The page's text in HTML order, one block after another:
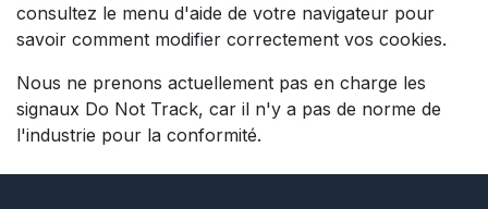
consultez le menu d'aide de votre navigateur pour
savoir comment modifier correctement vos cookies.
Nous ne prenons actuellement pas en charge les
signaux Do Not Track, car il n'y a pas de norme de
l'industrie pour la conformité.